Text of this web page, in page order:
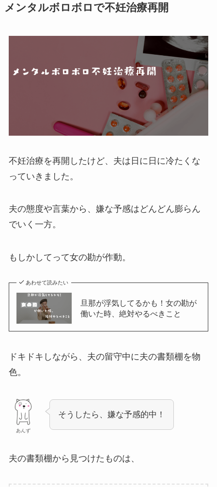
メンタルボロボロで不妊治療再開
不妊治療を再開したけど、夫は日に日に冷たくな
っていきました。
夫の態度や言葉から、嫌な予感はどんどん膨らん
でいく一方。
もしかしてって女の勘が作動。
あわせて読みたい
旦那が浮気してるかも！女の勘が
働いた時、絶対やるべきこと
ドキドキしながら、夫の留守中に夫の書類棚を物
色。
あんず
そうしたら、嫌な予感的中！
夫の書類棚から見つけたものは、